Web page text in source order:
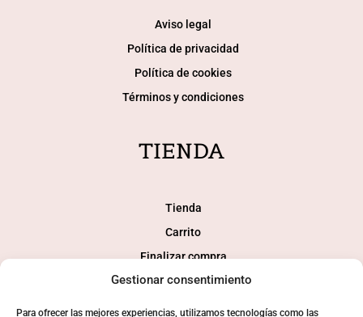
Gestionar consentimiento
Para ofrecer las mejores experiencias, utilizamos tecnologías como las
Aviso legal
Política de privacidad
Política de cookies
Términos y condiciones
TIENDA
Tienda
Carrito
Finalizar compra
Mi cuenta